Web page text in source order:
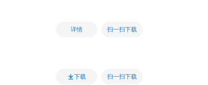
详情 扫一扫下载
下载 扫一扫下载